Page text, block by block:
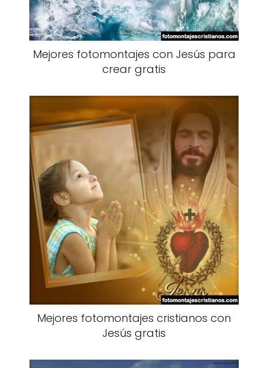
Mejores fotomontajes con Jesús para
crear gratis
Mejores fotomontajes cristianos con
Jesús gratis